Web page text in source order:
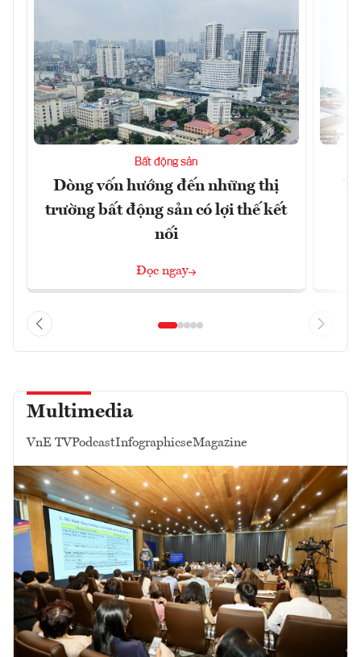
Bất động sản
Dòng vốn hướng đến những thị
trường bất động sản có lợi thế kết
nối
Đọc ngay
Multimedia
VnE TVPodcastInfographicseMagazine